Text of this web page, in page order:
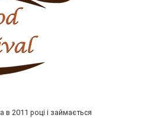
2011 році і займається